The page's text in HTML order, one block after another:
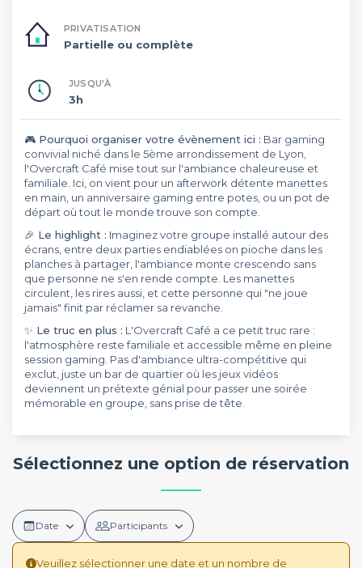
PRIVATISATION
Partielle ou complète
JUSQU'À
3h
🎮 Pourquoi organiser votre évènement ici : Bar gaming
convivial niché dans le 5ème arrondissement de Lyon,
l'Overcraft Café mise tout sur l'ambiance chaleureuse et
familiale. Ici, on vient pour un afterwork détente manettes
en main, un anniversaire gaming entre potes, ou un pot de
départ où tout le monde trouve son compte.
🎉 Le highlight : Imaginez votre groupe installé autour des
écrans, entre deux parties endiablées on pioche dans les
planches à partager, l'ambiance monte crescendo sans
que personne ne s'en rende compte. Les manettes
circulent, les rires aussi, et cette personne qui "ne joue
jamais" finit par réclamer sa revanche.
✨ Le truc en plus : L'Overcraft Café a ce petit truc rare :
l'atmosphère reste familiale et accessible même en pleine
session gaming. Pas d'ambiance ultra-compétitive qui
exclut, juste un bar de quartier où les jeux vidéos
deviennent un prétexte génial pour passer une soirée
mémorable en groupe, sans prise de tête.
Sélectionnez une option de réservation
Date Participants
Veuillez sélectionner une date et un nombre de